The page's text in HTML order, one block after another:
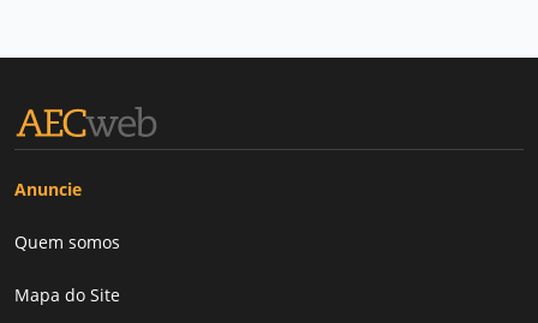
Anuncie
Quem somos
Mapa do Site